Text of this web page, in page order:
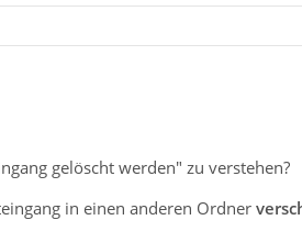
gelöscht werden" zu verstehen?
in einen anderen Ordner